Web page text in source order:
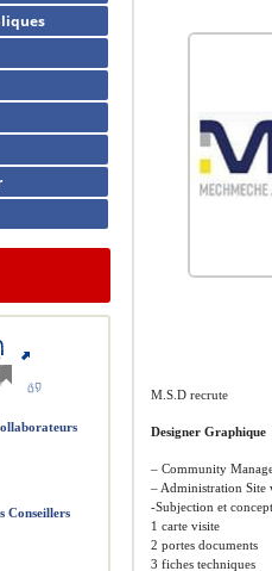
M.S.D recrute
Designer Graphique
– Community
– Administration Site
-Subjection et
1 carte visite
2 portes documents
3 fiches techniques
Conseillers